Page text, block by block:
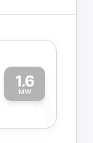
1.6
MW1